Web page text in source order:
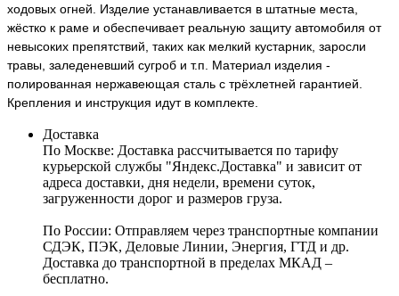
ходовых огней. Изделие устанавливается в штатные места,
жёстко к раме и обеспечивает реальную защиту автомобиля от
невысоких препятствий, таких как мелкий кустарник, заросли
травы, заледеневший сугроб и т.п. Материал изделия -
полированная нержавеющая сталь с трёхлетней гарантией.
Крепления и инструкция идут в комплекте.
Доставка
По Москве: Доставка рассчитывается по тарифу
курьерской службы "Яндекс.Доставка" и зависит от
адреса доставки, дня недели, времени суток,
загруженности дорог и размеров груза.
По России: Отправляем через транспортные компании
СДЭК, ПЭК, Деловые Линии, Энергия, ГТД и др.
Доставка до транспортной в пределах МКАД –
бесплатно.